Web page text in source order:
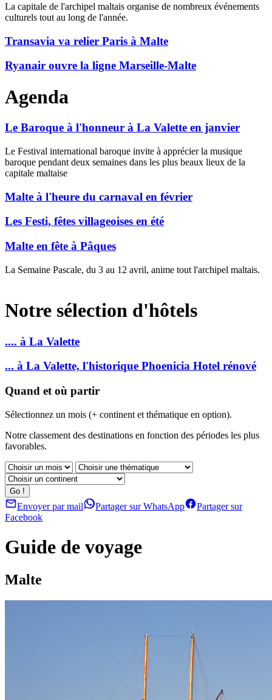
La capitale de l'archipel maltais organise de nombreux événements
culturels tout au long de l'année.
Transavia va relier Paris à Malte
Ryanair ouvre la ligne Marseille-Malte
Agenda
Le Baroque à l'honneur à La Valette en janvier
Le Festival international baroque invite à apprécier la musique
baroque pendant deux semaines dans les plus beaux lieux de la
capitale maltaise
Malte à l'heure du carnaval en février
Les Festi, fêtes villageoises en été
Malte en fête à Pâques
La Semaine Pascale, du 3 au 12 avril, anime tout l'archipel maltais.
Notre sélection d'hôtels
.... à La Valette
... à La Valette, l'historique Phoenicia Hotel rénové
Quand et où partir
Sélectionnez un mois (+ continent et thématique en option).
Notre classement des destinations en fonction des périodes les plus
favorables.
Envoyer par mail Partager sur WhatsApp
Partager sur
Facebook
Guide de voyage
Malte